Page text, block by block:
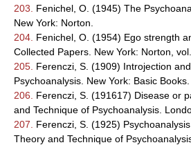
203.
Fenichel, O. (1945) The
New York: Norton.
204. Fenichel, O. (1954) Ego strength
Collected Papers. New York: Norton, vol.
205. Ferenczi, S. (1909) Introjection
Psychoanalysis. New York: Basic Books.
206.
Ferenczi, S. (191617) Disease or
and Technique of Psychoanalysis.
207.
Ferenczi, S. (1925)
Theory and Technique of